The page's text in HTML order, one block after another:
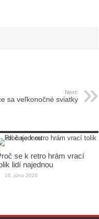
Next:
sa veľkonočné sviatky
se k retro hrám vrací
lidí najednou
16. júna 2026